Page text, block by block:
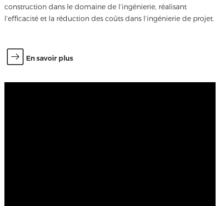
construction dans le domaine de l’ingénierie, réalisant
l’efficacité et la réduction des coûts dans l’ingénierie de projet.
En savoir plus